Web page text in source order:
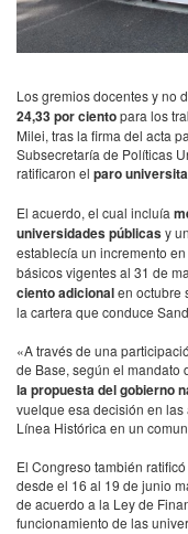
Los gremios docentes y no
24,33 por cientopara los
Milei, tras la firma del acta
Subsecretaría de Políticas
ratificaron el paro
El acuerdo, el cual incluía
universidades públicasy
establecía un incremento
básicos vigentes al 31 de
ciento adicionalen octubre
la cartera que conduce
«A través de una
de Base, según el mandato
la propuesta del gobierno
vuelque esa decisión en
Línea Histórica en un
El Congreso también
desde el 16 al 19 de junio
de acuerdo a la Ley de
funcionamiento de las